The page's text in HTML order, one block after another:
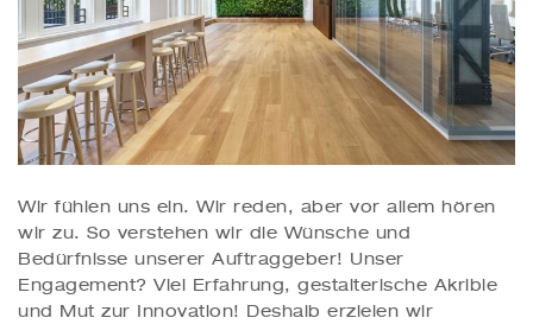
Wir fühlen uns ein. Wir reden, aber vor allem hören
wir zu. So verstehen wir die Wünsche und
Bedürfnisse unserer Auftraggeber! Unser
Engagement? Viel Erfahrung, gestalterische Akribie
und Mut zur Innovation! Deshalb erzielen wir